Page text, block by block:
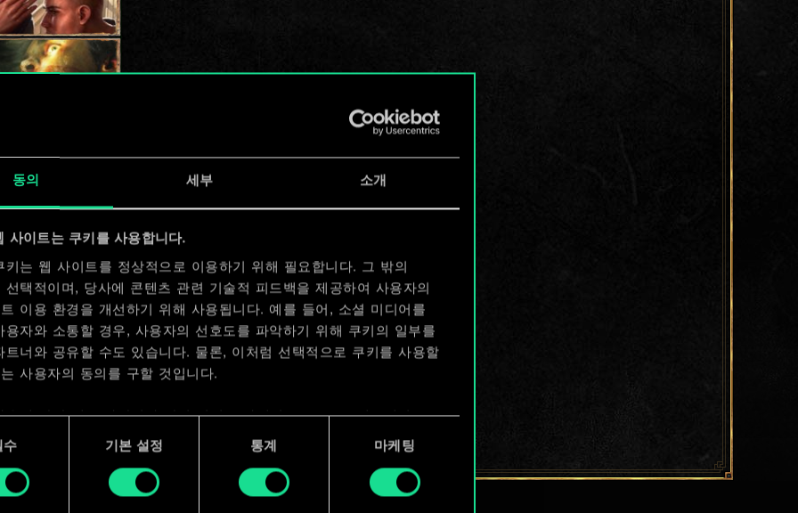
동의 세부 소개
사이트는 쿠키를 사용합니다.
키는 웹 사이트를 정상적으로 이용하기 위해 필요합니다. 그 밖의
선택적이며, 당사에 콘텐츠 관련 기술적 피드백을 제공하여 사용자의
이용 환경을 개선하기 위해 사용됩니다. 예를 들어, 소셜 미디어를
용자와 소통할 경우, 사용자의 선호도를 파악하기 위해 쿠키의 일부를
트너와 공유할 수도 있습니다. 물론, 이처럼 선택적으로 쿠키를 사용할
사용자의 동의를 구할 것입니다.
용에 관한 세부 사항이나 관련 설정은 아래의 "Settings" 메뉴에서
수 있습니다.
수 기본 설정 통계 마케팅